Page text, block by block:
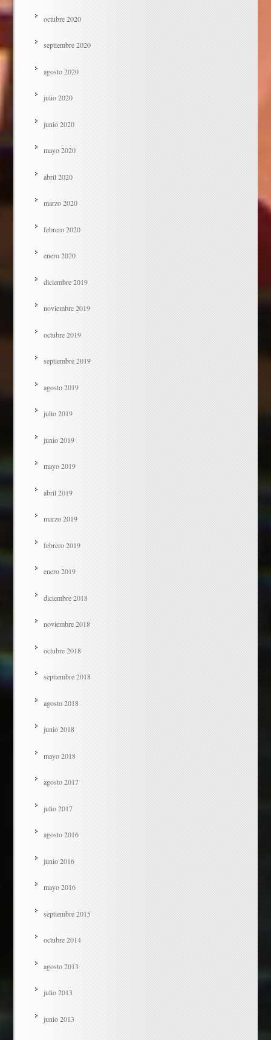
octubre 2020
septiembre 2020
agosto 2020
julio 2020
junio 2020
mayo 2020
abril 2020
marzo 2020
febrero 2020
enero 2020
diciembre 2019
noviembre 2019
octubre 2019
septiembre 2019
agosto 2019
julio 2019
junio 2019
mayo 2019
abril 2019
marzo 2019
febrero 2019
enero 2019
diciembre 2018
noviembre 2018
octubre 2018
septiembre 2018
agosto 2018
junio 2018
mayo 2018
agosto 2017
julio 2017
agosto 2016
junio 2016
mayo 2016
septiembre 2015
octubre 2014
agosto 2013
julio 2013
junio 2013